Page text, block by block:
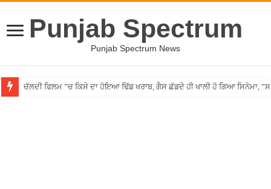
Punjab Spectrum
Punjab Spectrum News
ਚੱਲਦੀ ਫਿਲਮ ”ਚ ਕਿਸੇ ਦਾ ਹੋਇਆ ਢਿੱਡ ਖਰਾਬ, ਗੈਸ ਛੱਡਦੇ ਹੀ ਖਾਲੀ ਹੋ ਗਿਆ ਸਿਨੇਮਾ,